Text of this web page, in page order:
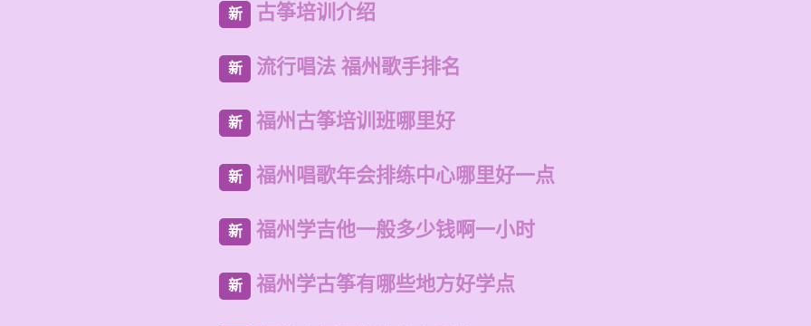
新 古筝培训介绍
新 流行唱法 福州歌手排名
新 福州古筝培训班哪里好
新 福州唱歌年会排练中心哪里好一点
新 福州学吉他一般多少钱啊一小时
新 福州学古筝有哪些地方好学点